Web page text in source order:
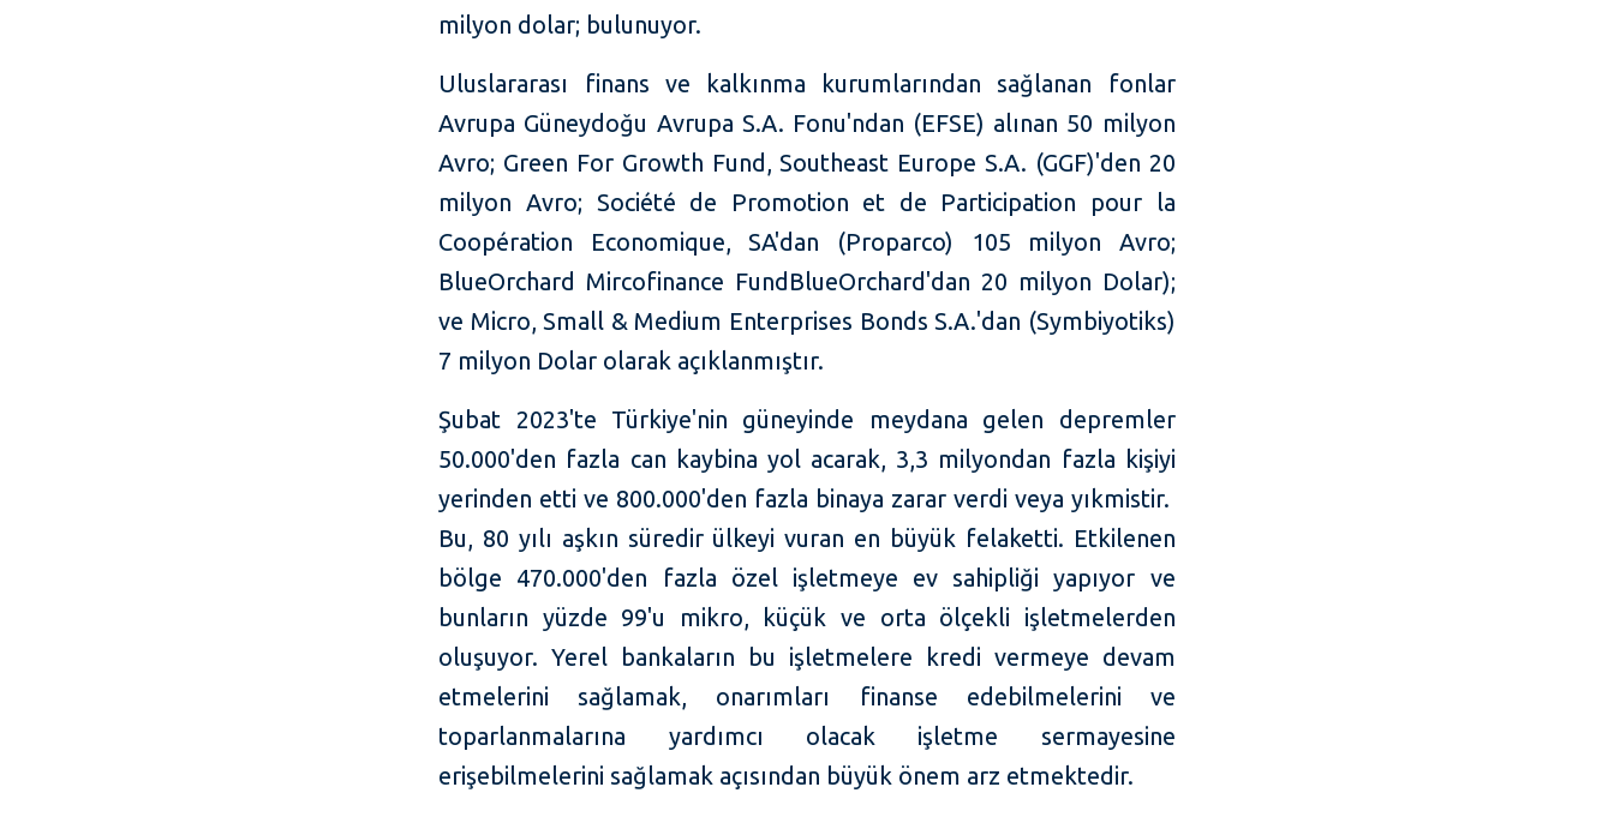
milyon dolar; bulunuyor.
Uluslararası finans ve kalkınma kurumlarından sağlanan fonlar
Avrupa Güneydoğu Avrupa S.A. Fonu'ndan (EFSE) alınan 50 milyon
Avro; Green For Growth Fund, Southeast Europe S.A. (GGF)'den 20
milyon Avro; Société de Promotion et de Participation pour la
Coopération Economique, SA'dan (Proparco) 105 milyon Avro;
BlueOrchard Mircofinance FundBlueOrchard'dan 20 milyon Dolar);
ve Micro, Small & Medium Enterprises Bonds S.A.'dan (Symbiyotiks)
7 milyon Dolar olarak açıklanmıştır.
Şubat 2023'te Türkiye'nin güneyinde meydana gelen depremler
50.000'den fazla can kaybina yol acarak, 3,3 milyondan fazla kişiyi
yerinden etti ve 800.000'den fazla binaya zarar verdi veya yıkmistir.
Bu, 80 yılı aşkın süredir ülkeyi vuran en büyük felaketti. Etkilenen
bölge 470.000'den fazla özel işletmeye ev sahipliği yapıyor ve
bunların yüzde 99'u mikro, küçük ve orta ölçekli işletmelerden
oluşuyor. Yerel bankaların bu işletmelere kredi vermeye devam
etmelerini sağlamak, onarımları finanse edebilmelerini ve
toparlanmalarına yardımcı olacak işletme sermayesine
erişebilmelerini sağlamak açısından büyük önem arz etmektedir.